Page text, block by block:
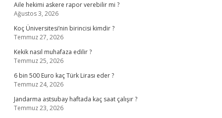
Aile hekimi askere rapor verebilir mi ?
Ağustos 3, 2026
Koç Üniversitesi’nin birincisi kimdir ?
Temmuz 27, 2026
Kekik nasıl muhafaza edilir ?
Temmuz 25, 2026
6 bin 500 Euro kaç Türk Lirası eder ?
Temmuz 24, 2026
Jandarma astsubay haftada kaç saat çalışır ?
Temmuz 23, 2026